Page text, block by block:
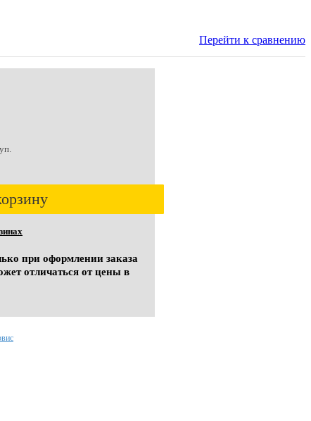
Перейти к сравнению
уп.
при оформлении заказа
отличаться от цены в